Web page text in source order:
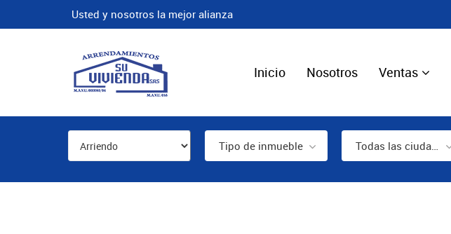
Usted y nosotros la mejor alianza
Inicio Nosotros Ventas
Tipo de inmueble Todas las ciudades